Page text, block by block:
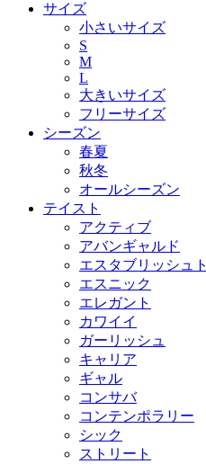
サイズ
小さいサイズ
S
M
L
大きいサイズ
フリーサイズ
シーズン
春夏
秋冬
オールシーズン
テイスト
アクティブ
アバンギャルド
エスタブリッシュト
エスニック
エレガント
カワイイ
ガーリッシュ
キャリア
ギャル
コンサバ
コンテンポラリー
シック
ストリート